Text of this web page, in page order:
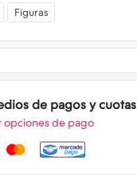
Figuras
de pagos y cuotas
opciones de pago